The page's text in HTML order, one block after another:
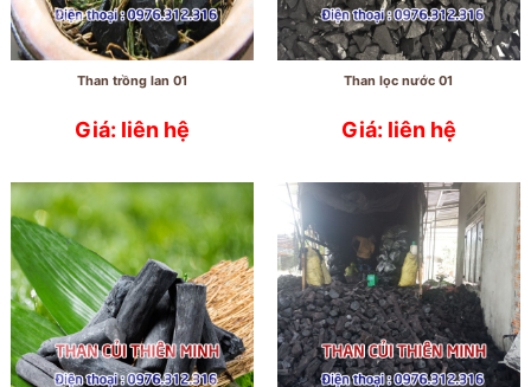
Than trồng lan 01
Giá: liên hệ
Than lọc nước 01
Giá: liên hệ